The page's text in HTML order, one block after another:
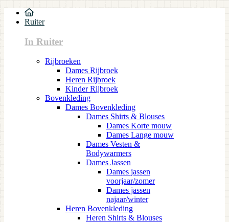
Ruiter
In Ruiter
Rijbroeken
Dames Rijbroek
Heren Rijbroek
Kinder Rijbroek
Bovenkleding
Dames Bovenkleding
Dames Shirts & Blouses
Dames Korte mouw
Dames Lange mouw
Dames Vesten &
Bodywarmers
Dames Jassen
Dames jassen
voorjaar/zomer
Dames jassen
najaar/winter
Heren Bovenkleding
Heren Shirts & Blouses